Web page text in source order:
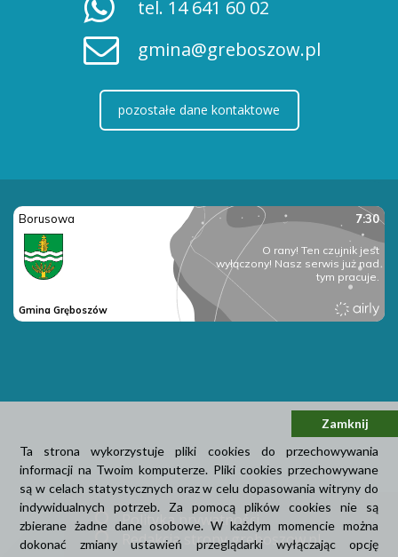
tel. 14 641 60 02
gmina@greboszow.pl
pozostałe dane kontaktowe
Polityka prywatności
Redakcja strony greboszow.pl
Ta strona wykorzystuje pliki cookies do przechowywania
informacji na Twoim komputerze. Pliki cookies przechowywane
są w celach statystycznych oraz w celu dopasowania witryny do
indywidualnych potrzeb. Za pomocą plików cookies nie są
zbierane żadne dane osobowe. W każdym momencie można
dokonać zmiany ustawień przeglądarki wyłączając opcję
Zamknij